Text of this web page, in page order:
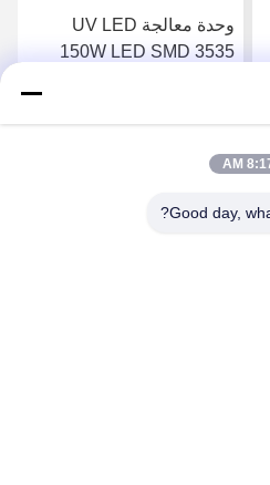
وحدة معالجة UV LED
150W LED SMD 3535
احصل على افضل سعر
8:17
Good day,